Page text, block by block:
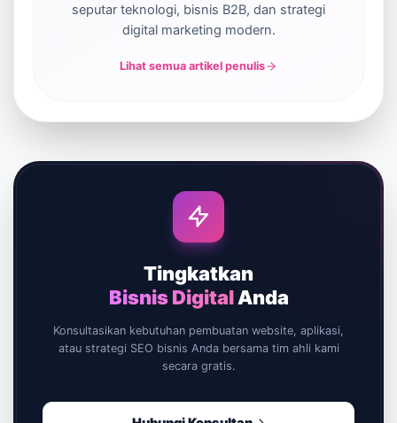
seputar teknologi, bisnis B2B, dan strategi
digital marketing modern.
Lihat semua artikel penulis
Tingkatkan
Bisnis DigitalAnda
Konsultasikan kebutuhan pembuatan website, aplikasi,
atau strategi SEO bisnis Anda bersama tim ahli kami
secara gratis.